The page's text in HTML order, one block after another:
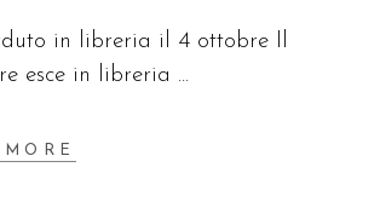
in libreria il 4 ottobre Il
esce in libreria